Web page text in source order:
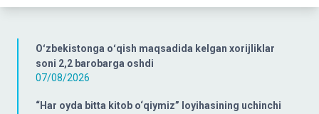
Oʻzbekistonga oʻqish maqsadida kelgan xorijliklar
soni 2,2 barobarga oshdi
07/08/2026
“Har oyda bitta kitob o‘qiymiz” loyihasining uchinchi